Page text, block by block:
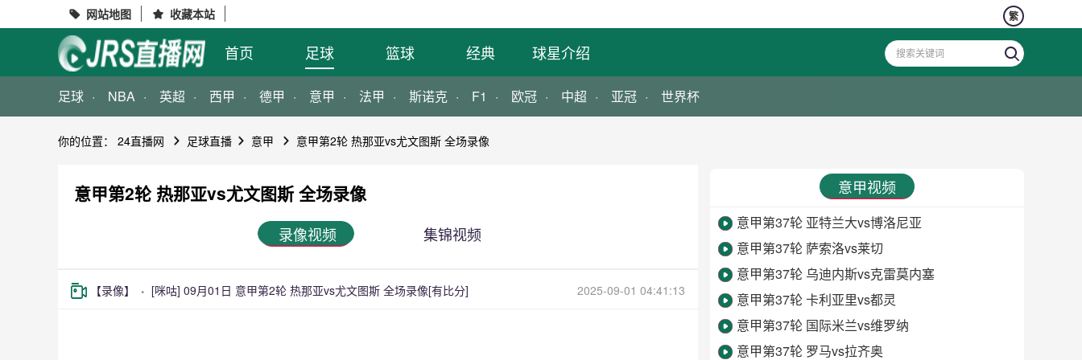
 网站地图  收藏本站 繁
首页 足球 篮球 经典 球星介绍
足球 NBA 英超 西甲 德甲 意甲 法甲 斯诺克 F1 欧冠 中超 亚冠 世界杯
你的位置： 24直播网 足球直播 意甲 意甲第2轮 热那亚vs尤文图斯 全场录像
意甲第2轮 热那亚vs尤文图斯 全场录像
录像视频 集锦视频
【录像】 [咪咕] 09月01日 意甲第2轮 热那亚vs尤文图斯 全场录像[有比分] 2025-09-01 04:41:13
意甲视频
意甲第37轮 亚特兰大vs博洛尼亚
意甲第37轮 萨索洛vs莱切
意甲第37轮 乌迪内斯vs克雷莫内塞
意甲第37轮 卡利亚里vs都灵
意甲第37轮 国际米兰vs维罗纳
意甲第37轮 罗马vs拉齐奥